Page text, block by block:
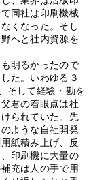
同社は印刷機械
くなった。そし
へと社内資源を
明るかったので
た。いわゆる３
そして経験・勘を
君の着眼点は社
られていた。先
ような自社開発
紙積み上げ、反
印刷機に大量の
充は人の手で用